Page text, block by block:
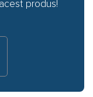
produs!